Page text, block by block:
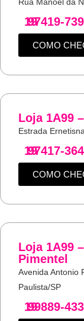
19
97419-
COMO
Loja 1A99
Estrada
19
97417-
COMO
Loja 1A99
Pimentel
Avenida Antonio
Paulista/SP
19
99889-